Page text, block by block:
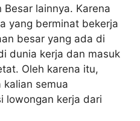
Besar lainnya. Karena
yang berminat bekerja
besar yang ada di
dunia kerja dan masuk
Oleh karena itu,
semua
lowongan kerja dari